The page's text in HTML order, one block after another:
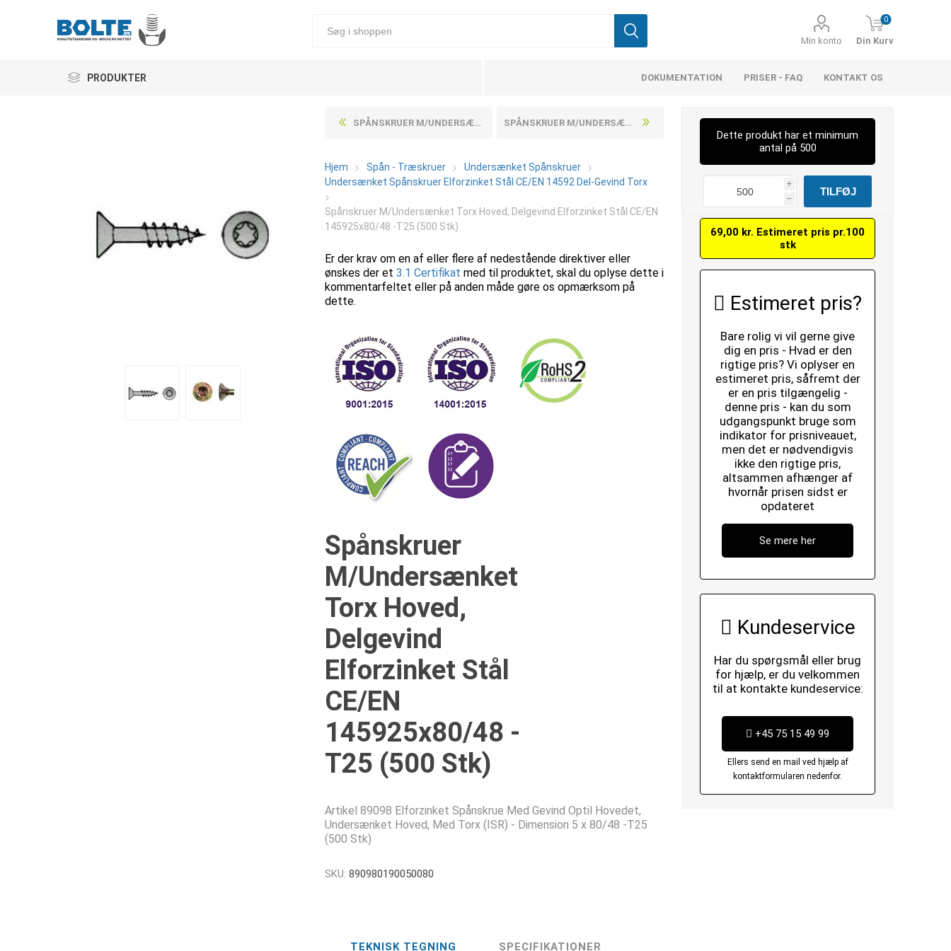
Min konto
0
Din Kurv
PRODUKTER DOKUMENTATION PRISER - FAQ KONTAKT OS
SPÅNSKRUER M/UNDERSÆNKET TORX HOVED, DELGEVIND ELFORZINKET STÅL CE/EN 145925X70/42 -T25 (500 STK) SPÅNSKRUER M/UNDERSÆNKET TORX HOVED, DELGEVIND ELFORZINKET STÅL CE/EN 145925X90/54 -T25 (200 STK)
Hjem Spån - Træskruer
Undersænket Spånskruer
Undersænket Spånskruer Elforzinket Stål CE/EN 14592 Del-Gevind Torx
Spånskruer M/Undersænket Torx Hoved, Delgevind Elforzinket Stål CE/EN
145925x80/48 -T25 (500 Stk)
Er der krav om en af eller flere af nedestående direktiver eller
ønskes der et3.1 Certifikat med til produktet, skal du oplyse dette i
kommentarfeltet eller på anden måde gøre os opmærksom på
dette.
Spånskruer
M/Undersænket
Torx Hoved,
Delgevind
Elforzinket Stål
CE/EN
145925x80/48 -
T25 (500 Stk)
Artikel 89098 Elforzinket Spånskrue Med Gevind Optil Hovedet,
Undersænket Hoved, Med Torx (ISR) - Dimension 5 x 80/48 -T25
(500 Stk)
SKU: 890980190050080
Dette produkt har et minimum
antal på 500
i
h
69,00 kr. Estimeret pris pr.100
stk
Estimeret pris?
Bare rolig vi vil gerne give
dig en pris - Hvad er den
rigtige pris? Vi oplyser en
estimeret pris, såfremt der
er en pris tilgængelig -
denne pris - kan du som
udgangspunkt bruge som
indikator for prisniveauet,
men det er nødvendigvis
ikke den rigtige pris,
altsammen afhænger af
hvornår prisen sidst er
opdateret
Se mere her
Kundeservice
Har du spørgsmål eller brug
for hjælp, er du velkommen
til at kontakte kundeservice:
+45 75 15 49 99
Ellers send en mail ved hjælp af
kontaktformularen nedenfor.
TEKNISK TEGNING SPECIFIKATIONER